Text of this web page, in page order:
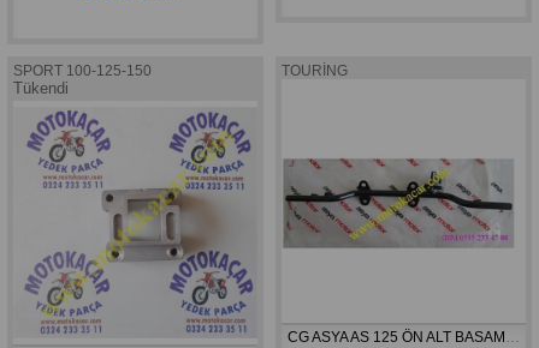
SPORT 100-125-150
Tükendi
TOURİNG
CG ASYA AS 125 ÖN ALT BASAMAK DEMIRI ORJINAL